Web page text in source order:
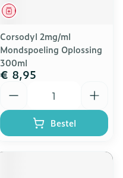
Geneesmiddel
Corsodyl 2mg/ml
Mondspoeling Oplossing
300ml
€ 8,95
Bestel